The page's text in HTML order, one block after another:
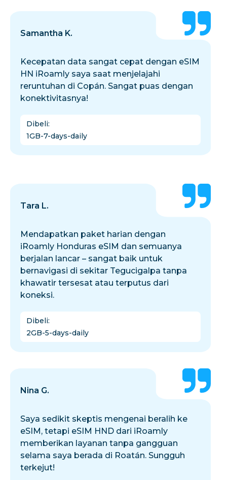
Samantha K.
Kecepatan data sangat cepat dengan eSIM
HN iRoamly saya saat menjelajahi
reruntuhan di Copán. Sangat puas dengan
konektivitasnya!
Dibeli:
1GB-7-days-daily
Tara L.
Mendapatkan paket harian dengan
iRoamly Honduras eSIM dan semuanya
berjalan lancar – sangat baik untuk
bernavigasi di sekitar Tegucigalpa tanpa
khawatir tersesat atau terputus dari
koneksi.
Dibeli:
2GB-5-days-daily
Nina G.
Saya sedikit skeptis mengenai beralih ke
eSIM, tetapi eSIM HND dari iRoamly
memberikan layanan tanpa gangguan
selama saya berada di Roatán. Sungguh
terkejut!